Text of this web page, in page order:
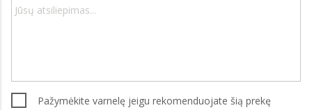
Pažymėkite varnelę jeigu rekomenduojate šią prekę